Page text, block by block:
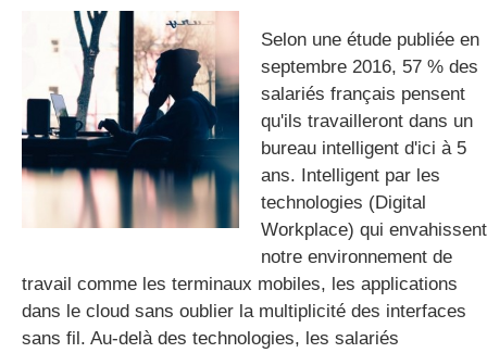
gratuite
Selon une étude publiée en
septembre 2016, 57 % des
salariés français pensent
qu'ils travailleront dans un
bureau intelligent d'ici à 5
ans. Intelligent par les
technologies (Digital
Workplace) qui envahissent
notre environnement de
travail comme les terminaux mobiles, les applications
dans le cloud sans oublier la multiplicité des interfaces
sans fil. Au-delà des technologies, les salariés